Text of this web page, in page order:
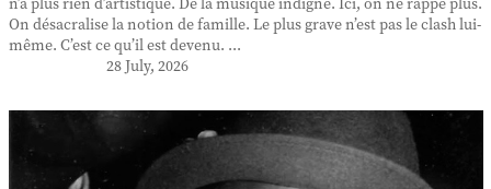
n’a plus rien d’artistique. De la musique indigne. Ici, on ne rappe plus.
On désacralise la notion de famille. Le plus grave n’est pas le clash lui-
même. C’est ce qu’il est devenu. ...
28 July, 2026